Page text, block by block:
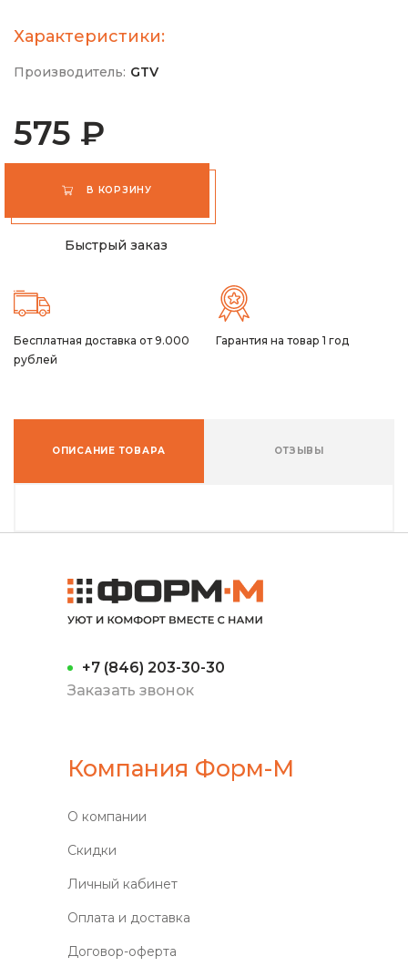
Характеристики:
Производитель: GTV
575 ₽
В КОРЗИНУ
Быстрый заказ
Бесплатная доставка от 9.000
рублей
Гарантия на товар 1 год
ОПИСАНИЕ ТОВАРА ОТЗЫВЫ
+7 (846) 203-30-30
Заказать звонок
Компания Форм-М
О компании
Скидки
Личный кабинет
Оплата и доставка
Договор-оферта